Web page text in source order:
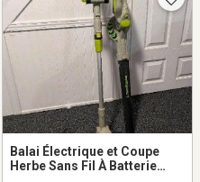
Balai Électrique et Coupe
Herbe Sans Fil À Batterie